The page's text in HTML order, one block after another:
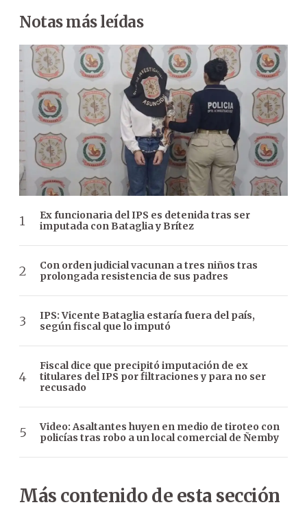
Notas más leídas
Ex funcionaria del IPS es detenida tras ser
imputada con Bataglia y Brítez
Con orden judicial vacunan a tres niños tras
prolongada resistencia de sus padres
IPS: Vicente Bataglia estaría fuera del país,
según fiscal que lo imputó
Fiscal dice que precipitó imputación de ex
titulares del IPS por filtraciones y para no ser
recusado
Video: Asaltantes huyen en medio de tiroteo con
policías tras robo a un local comercial de Ñemby
Más contenido de esta sección